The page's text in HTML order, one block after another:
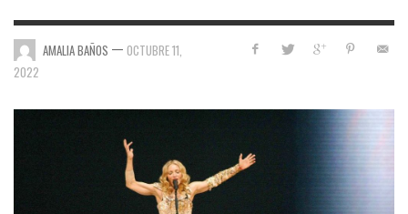
AMALIA BAÑOS — OCTUBRE 11,
2022